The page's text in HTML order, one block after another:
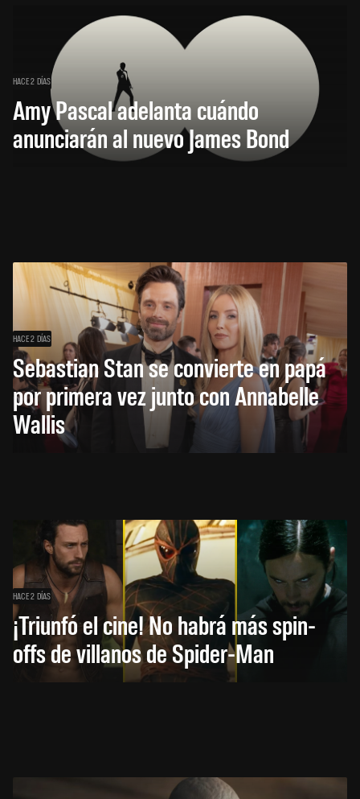
HACE 2 DÍAS
Amy Pascal adelanta cuándo
anunciarán al nuevo James Bond
HACE 2 DÍAS
Sebastian Stan se convierte en papá
por primera vez junto con Annabelle
Wallis
HACE 2 DÍAS
¡Triunfó el cine! No habrá más spin-
offs de villanos de Spider-Man